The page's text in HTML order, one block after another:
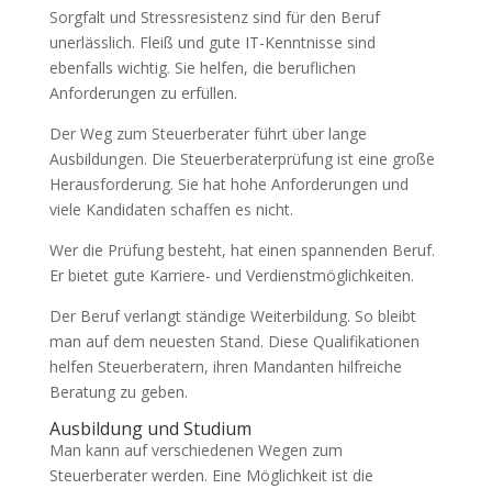
Sorgfalt und Stressresistenz sind für den Beruf
unerlässlich. Fleiß und gute IT-Kenntnisse sind
ebenfalls wichtig. Sie helfen, die beruflichen
Anforderungen zu erfüllen.
Der Weg zum Steuerberater führt über lange
Ausbildungen. Die Steuerberaterprüfung ist eine große
Herausforderung. Sie hat hohe Anforderungen und
viele Kandidaten schaffen es nicht.
Wer die Prüfung besteht, hat einen spannenden Beruf.
Er bietet gute Karriere- und Verdienstmöglichkeiten.
Der Beruf verlangt ständige Weiterbildung. So bleibt
man auf dem neuesten Stand. Diese Qualifikationen
helfen Steuerberatern, ihren Mandanten hilfreiche
Beratung zu geben.
Ausbildung und Studium
Man kann auf verschiedenen Wegen zum
Steuerberater werden. Eine Möglichkeit ist die